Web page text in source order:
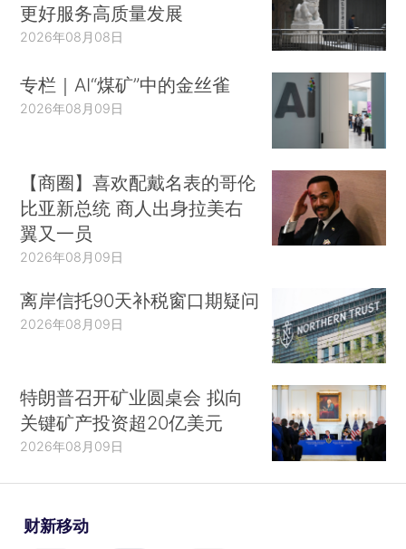
更好服务高质量发展
2026年08月08日
专栏｜AI“煤矿”中的金丝雀
2026年08月09日
【商圈】喜欢配戴名表的哥伦
比亚新总统 商人出身拉美右
翼又一员
2026年08月09日
离岸信托90天补税窗口期疑问
2026年08月09日
特朗普召开矿业圆桌会 拟向
关键矿产投资超20亿美元
2026年08月09日
财新移动